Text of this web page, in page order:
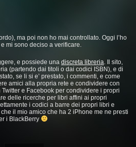
ma poi non ho mai controllato. Oggi l’ho
e mi sono deciso a verificare.
e possiede una discreta libreria. Il sito,
(partendo dai titoli o dai codici ISBN), e di
se li si e’ prestato, i commenti, e come
amici alla propria rete e condividere con
e Facebook per condividere i propri
delle ricerche per libri affini ai propri
i codici a barre dei propri libri e
il mio amico che ha 2 iPhone me ne presti
i BlackBerry